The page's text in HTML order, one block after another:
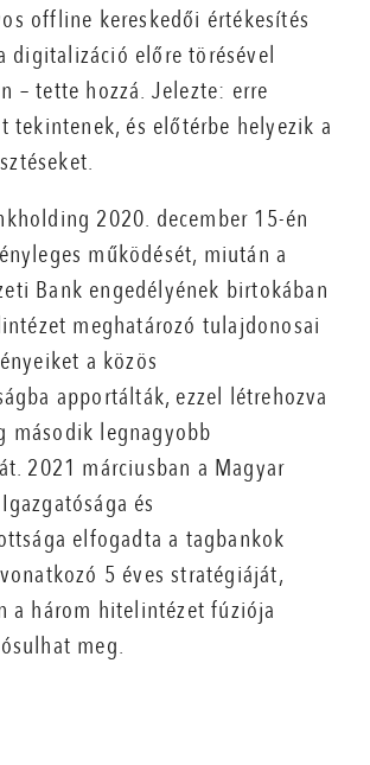
offline kereskedői értékesítés
digitalizáció előre törésével
– tette hozzá. Jelezte: erre
tekintenek, és előtérbe helyezik a
2020. december 15-én
működését, miután a
Bank engedélyének birtokában
meghatározó tulajdonosai
a közös
apportálták, ezzel létrehozva
második legnagyobb
2021 márciusban a Magyar
és
elfogadta a tagbankok
5 éves stratégiáját,
a három hitelintézet fúziója
meg.